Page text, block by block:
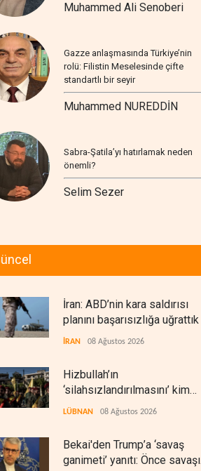
Muhammed Ali Senoberi
Gazze anlaşmasında Türkiye’nin
rolü: Filistin Meselesinde çifte
standartlı bir seyir
Muhammed NUREDDİN
Sabra-Şatila’yı hatırlamak neden
önemli?
Selim Sezer
İran: ABD’nin kara saldırısı
planını başarısızlığa uğrattık
İRAN 08 Ağustos 2026
Hizbullah’ın
‘silahsızlandırılmasını’ kim
denetleyecek?
LÜBNAN 08 Ağustos 2026
Bekai'den Trump’a ‘savaş
ganimeti’ yanıtı: Önce savaşı